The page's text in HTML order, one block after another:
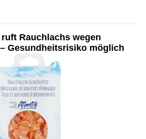
Rauchlachs wegen
Gesundheitsrisiko möglich